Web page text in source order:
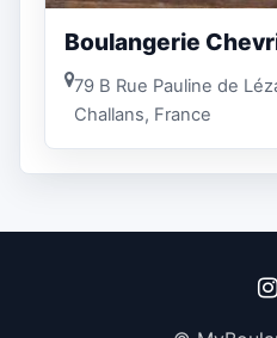
Boulangerie
79 B Rue Pauline de
Challans, France